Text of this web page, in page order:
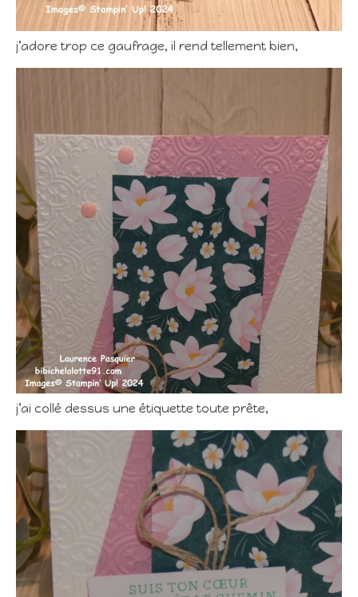
j’adore trop ce gaufrage, il rend tellement bien,
j’ai collé dessus une étiquette toute prête,